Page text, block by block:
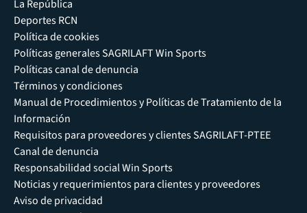
La República
Deportes RCN
Política de cookies
Políticas generales SAGRILAFT Win Sports
Políticas canal de denuncia
Términos y condiciones
Manual de Procedimientos y Políticas de Tratamiento de la
Información
Requisitos para proveedores y clientes SAGRILAFT-PTEE
Canal de denuncia
Responsabilidad social Win Sports
Noticias y requerimientos para clientes y proveedores
Aviso de privacidad